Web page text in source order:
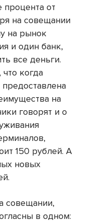
процента от
на совещании
на рынок
и один банк,
все деньги.
когда
на
говорят и о
150 рублей. А
новых
совещании,
в одном: